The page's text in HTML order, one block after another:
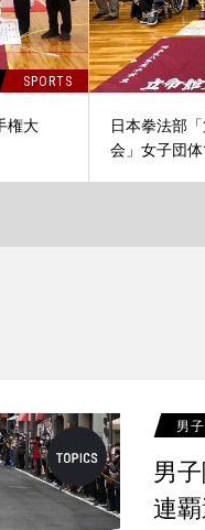
SPORTS
権大
日本拳法部
会」女子団
男
男
連